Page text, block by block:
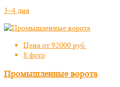
3–4 дня
Цена от 92000 руб.
8 фото
Промышленные ворота